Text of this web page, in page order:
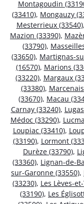
Montagoudin
(33410), Mongauzy
Mesterrieux (33540),
Mazion (33390),
(33790),
(33650), Martignas-
(16570), Marions
(33220), Margaux
(33380),
(33670), Macau
Carnay (33240),
Médoc (33290),
Loupiac (33410),
(33190), Lormont
Durèze (33790),
(33360), Lignan-de-
sur-Garonne (33550),
(33230), Les Lèves-
(33190), Les